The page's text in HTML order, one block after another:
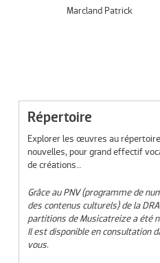
Marcland Patrick
Répertoire
Explorer les œuvres au
nouvelles, pour grand effectif
de créations…
Grâce au PNV (programme de
des contenus culturels) de la
partitions de Musicatreize a été
Il est disponible en consultation
vous.